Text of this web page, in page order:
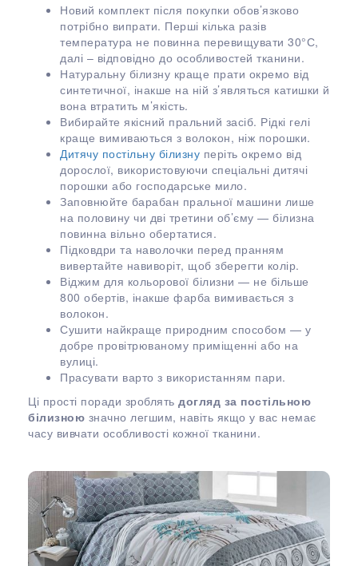
Новий комплект після покупки обов’язково
потрібно випрати. Перші кілька разів
температура не повинна перевищувати 30°С,
далі – відповідно до особливостей тканини.
Натуральну білизну краще прати окремо від
синтетичної, інакше на ній з’являться катишки й
вона втратить м’якість.
Вибирайте якісний пральний засіб. Рідкі гелі
краще вимиваються з волокон, ніж порошки.
Дитячу постільну білизну періть окремо від
дорослої, використовуючи спеціальні дитячі
порошки або господарське мило.
Заповнюйте барабан пральної машини лише
на половину чи дві третини об’єму — білизна
повинна вільно обертатися.
Підковдри та наволочки перед пранням
вивертайте навиворіт, щоб зберегти колір.
Віджим для кольорової білизни — не більше
800 обертів, інакше фарба вимивається з
волокон.
Сушити найкраще природним способом — у
добре провітрюваному приміщенні або на
вулиці.
Прасувати варто з використанням пари.
Ці прості поради зроблять догляд за постільною
білизною значно легшим, навіть якщо у вас немає
часу вивчати особливості кожної тканини.